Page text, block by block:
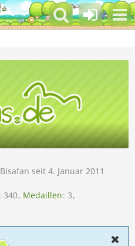
Bisafan seit 4. Januar 2011
340 Medaillen 3